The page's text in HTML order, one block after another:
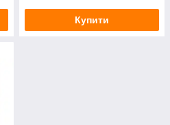
Купити